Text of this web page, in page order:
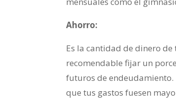
Ahorro:
Es la cantidad de dinero
recomendable fijar un
futuros de endeudamiento.
que tus gastos fuesen